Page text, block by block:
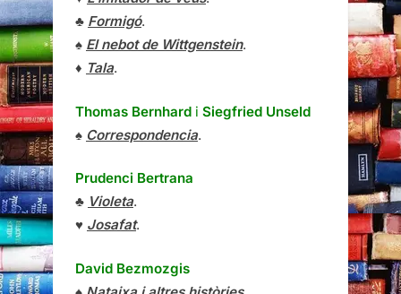
♣ Formigó.
♠ El nebot de Wittgenstein.
♦ Tala.
Thomas Bernhard i Siegfried Unseld
♠ Correspondencia.
Prudenci Bertrana
♣ Violeta.
♥ Josafat.
David Bezmozgis